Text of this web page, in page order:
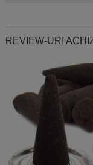
REVIEW-URI